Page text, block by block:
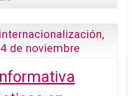
de noviembre